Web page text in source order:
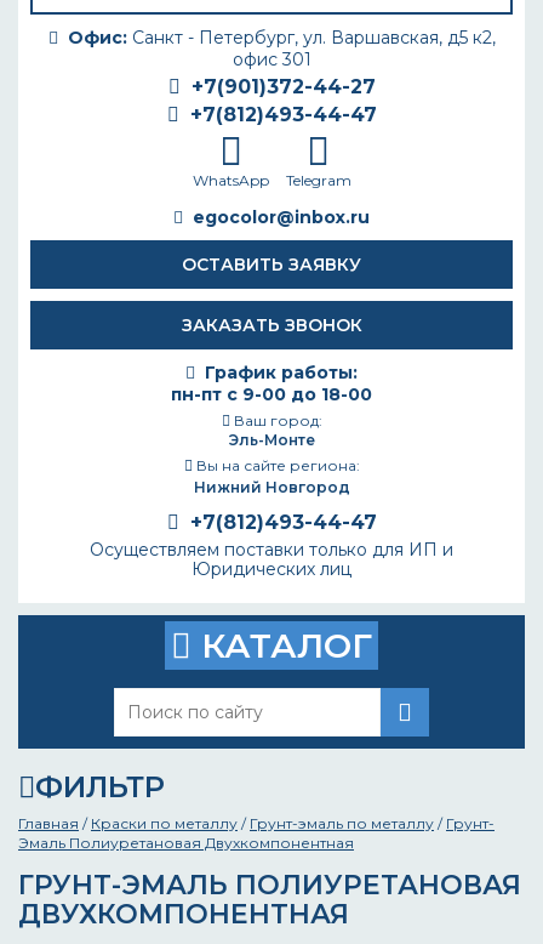
Офис:Санкт - Петербург, ул. Варшавская, д5 к2,
офис 301
+7(901)372-44-27
+7(812)493-44-47
WhatsApp Telegram
egocolor@inbox.ru
ОСТАВИТЬ ЗАЯВКУ
ЗАКАЗАТЬ ЗВОНОК
График работы:
пн-пт с 9-00 до 18-00
Ваш город:
Эль-Монте
Вы на сайте региона:
Нижний Новгород
+7(812)493-44-47
Осуществляем поставки только для ИП и
Юридических лиц
КАТАЛОГ
ФИЛЬТР
Главная / Краски по металлу / Грунт-эмаль по металлу / Грунт-
Эмаль Полиуретановая Двухкомпонентная
ГРУНТ-ЭМАЛЬ ПОЛИУРЕТАНОВАЯ
ДВУХКОМПОНЕНТНАЯ